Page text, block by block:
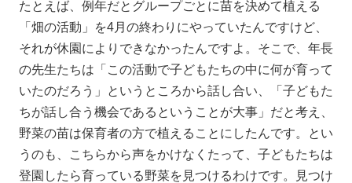
たとえば、例年だとグループごとに苗を決めて植える
「畑の活動」を4月の終わりにやっていたんですけど、
それが休園によりできなかったんですよ。そこで、年長
の先生たちは「この活動で子どもたちの中に何が育って
いたのだろう」というところから話し合い、「子どもた
ちが話し合う機会であるということが大事」だと考え、
野菜の苗は保育者の方で植えることにしたんです。とい
うのも、こちらから声をかけなくたって、子どもたちは
登園したら育っている野菜を見つけるわけです。見つけ